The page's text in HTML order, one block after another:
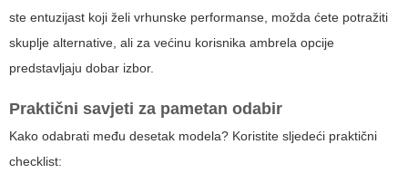
ste entuzijast koji želi vrhunske performanse, možda ćete potražiti
skuplje alternative, ali za većinu korisnika ambrela opcije
predstavljaju dobar izbor.
Praktični savjeti za pametan odabir
Kako odabrati među desetak modela? Koristite sljedeći praktični
checklist: